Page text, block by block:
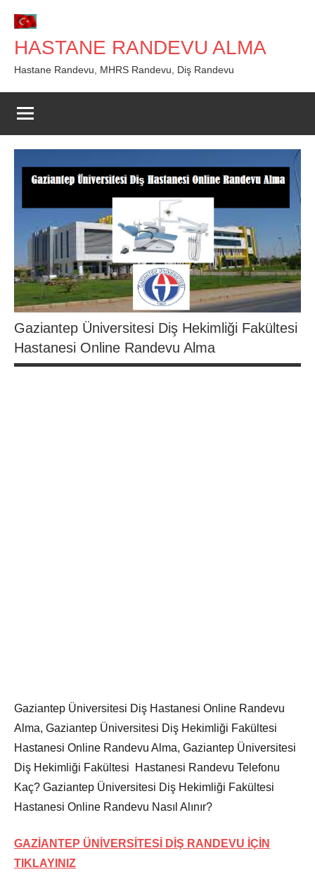
geç
HASTANE RANDEVU ALMA
Hastane Randevu, MHRS Randevu, Diş Randevu
Gaziantep Üniversitesi Diş Hekimliği Fakültesi
Hastanesi Online Randevu Alma
Gaziantep Üniversitesi Diş Hastanesi Online Randevu
Alma, Gaziantep Üniversitesi Diş Hekimliği Fakültesi
Hastanesi Online Randevu Alma, Gaziantep Üniversitesi
Diş Hekimliği Fakültesi Hastanesi Randevu Telefonu
Kaç? Gaziantep Üniversitesi Diş Hekimliği Fakültesi
Hastanesi Online Randevu Nasıl Alınır?
GAZİANTEP ÜNİVERSİTESİ DİŞ RANDEVU İÇİN
TIKLAYINIZ